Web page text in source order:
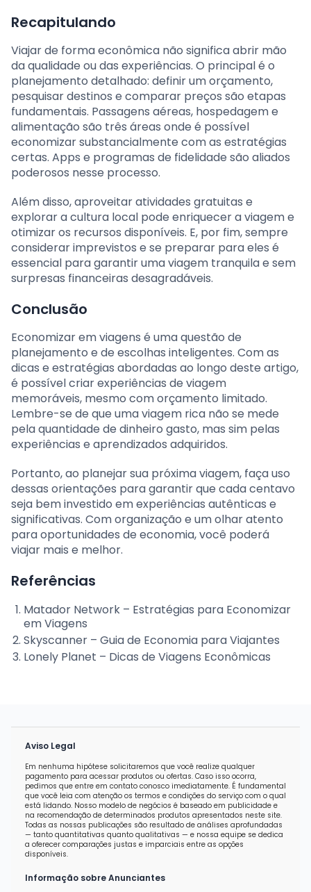
Recapitulando
Viajar de forma econômica não significa abrir mão
da qualidade ou das experiências. O principal é o
planejamento detalhado: definir um orçamento,
pesquisar destinos e comparar preços são etapas
fundamentais. Passagens aéreas, hospedagem e
alimentação são três áreas onde é possível
economizar substancialmente com as estratégias
certas. Apps e programas de fidelidade são aliados
poderosos nesse processo.
Além disso, aproveitar atividades gratuitas e
explorar a cultura local pode enriquecer a viagem e
otimizar os recursos disponíveis. E, por fim, sempre
considerar imprevistos e se preparar para eles é
essencial para garantir uma viagem tranquila e sem
surpresas financeiras desagradáveis.
Conclusão
Economizar em viagens é uma questão de
planejamento e de escolhas inteligentes. Com as
dicas e estratégias abordadas ao longo deste artigo,
é possível criar experiências de viagem
memoráveis, mesmo com orçamento limitado.
Lembre-se de que uma viagem rica não se mede
pela quantidade de dinheiro gasto, mas sim pelas
experiências e aprendizados adquiridos.
Portanto, ao planejar sua próxima viagem, faça uso
dessas orientações para garantir que cada centavo
seja bem investido em experiências autênticas e
significativas. Com organização e um olhar atento
para oportunidades de economia, você poderá
viajar mais e melhor.
Referências
Matador Network – Estratégias para Economizar
em Viagens
Skyscanner – Guia de Economia para Viajantes
Lonely Planet – Dicas de Viagens Econômicas
Aviso Legal
Em nenhuma hipótese solicitaremos que você realize qualquer
pagamento para acessar produtos ou ofertas. Caso isso ocorra,
pedimos que entre em contato conosco imediatamente. É fundamental
que você leia com atenção os termos e condições do serviço com o qual
está lidando. Nosso modelo de negócios é baseado em publicidade e
na recomendação de determinados produtos apresentados neste site.
Todas as nossas publicações são resultado de análises aprofundadas
— tanto quantitativas quanto qualitativas — e nossa equipe se dedica
a oferecer comparações justas e imparciais entre as opções
disponíveis.
Informação sobre Anunciantes